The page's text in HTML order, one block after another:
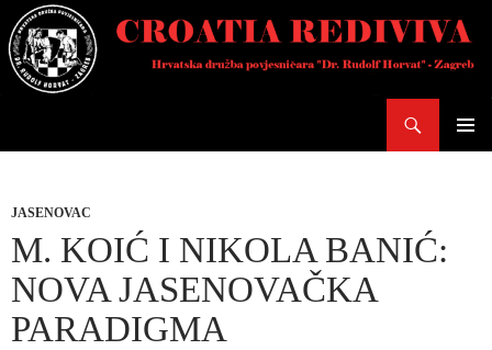
Skoči
do
sadržaja
JASENOVAC
M. KOIĆ I NIKOLA BANIĆ:
NOVA JASENOVAČKA
PARADIGMA